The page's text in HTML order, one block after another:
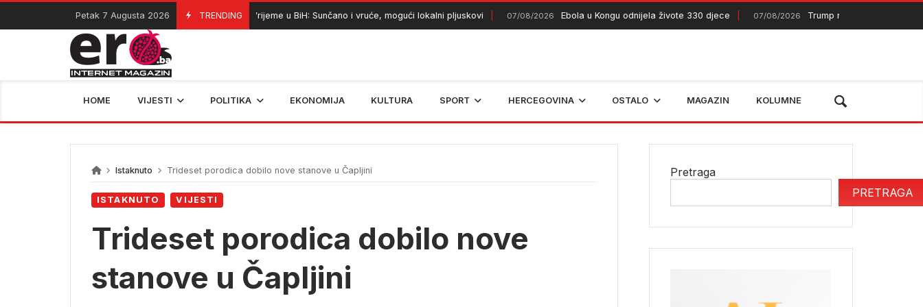
Skip
content
Petak 7 Augusta 2026 TRENDING
07/08/2026 Vrijeme u BiH: Sunčano i vruće, mogući lokalni pljuskovi 07/08/2026 Ebola u Kongu odnijela živote 330 djece 07/08/2026 Trump najavljuje skori kraj rata s
HOME VIJESTI POLITIKA EKONOMIJA KULTURA SPORT HERCEGOVINA OSTALO MAGAZIN KOLUMNE
Istaknuto Trideset porodica dobilo nove stanove u Čapljini
ISTAKNUTO VIJESTI
Trideset porodica dobilo nove
stanove u Čapljini
Pretraga
PRETRAGA